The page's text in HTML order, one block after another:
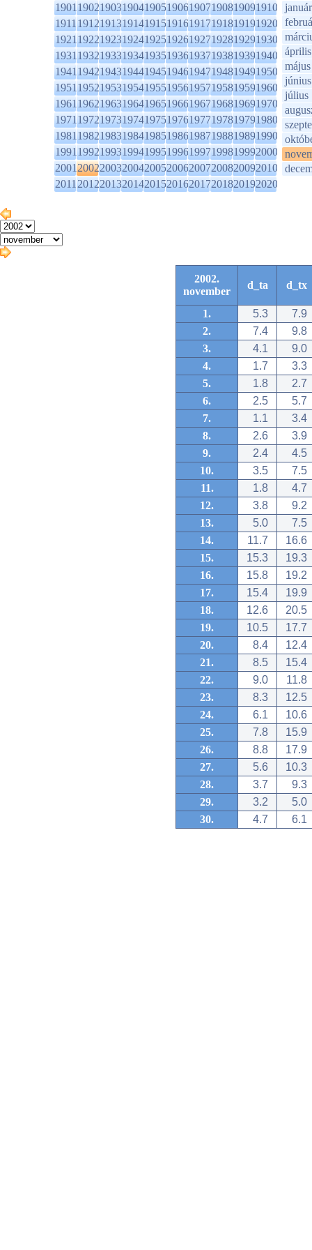
1901190219031904190519061907190819091910
1911191219131914191519161917191819191920
1921192219231924192519261927192819291930
1931193219331934193519361937193819391940
1941194219431944194519461947194819491950
1951195219531954195519561957195819591960
1961196219631964196519661967196819691970
1971197219731974197519761977197819791980
1981198219831984198519861987198819891990
1991199219931994199519961997199819992000
2001200220032004200520062007200820092010
2011201220132014201520162017201820192020
január
április
május
június
július
2002.
november
d_ta d_tx
1. 5.3
7.9
2.
7.4
9.8
3.
4.1
9.0
4.
1.7
3.3
5.
1.8
2.7
6.
2.5
5.7
7.
1.1
3.4
8.
2.6
3.9
9.
2.4
4.5
10.
3.5
7.5
11.
1.8
4.7
12.
3.8
9.2
13.
5.0
7.5
14.
11.7
16.6
15.
15.3
19.3
16.
15.8
19.2
17.
15.4
19.9
18.
12.6
20.5
19.
10.5
17.7
20.
8.4
12.4
21.
8.5
15.4
22.
9.0
11.8
23.
8.3
12.5
24.
6.1
10.6
25.
7.8
15.9
26.
8.8
17.9
27.
5.6
10.3
28.
3.7
9.3
29.
3.2
5.0
30.
4.7 6.1